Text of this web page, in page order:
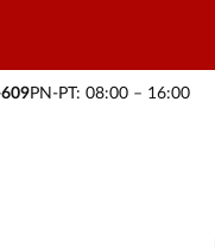
PN-PT: 08:00 – 16:00